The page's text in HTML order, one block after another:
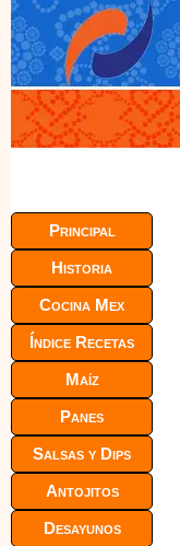
Principal
Historia
Cocina Mex
Índice Recetas
Maíz
Panes
Salsas y Dips
Antojitos
Desayunos